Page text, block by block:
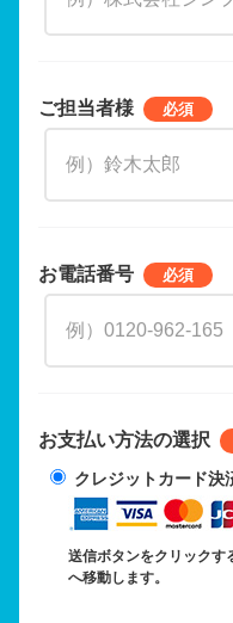
ご担当者様
お電話番号
お支払い方法の選択
クレジットカード決
送信ボタンをクリックす
へ移動します。